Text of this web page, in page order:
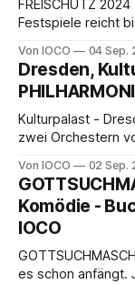
FREISCHÜTZ
Festspiele reicht
Festspiele als
Von IOCO 04 Sep.
Dresden,
Kulturpalast -
zwei Orchestern
Philharmonie, ein
Tradition,
Von IOCO 02 Sep.
Komödie -
IOCO
es schon anfängt.